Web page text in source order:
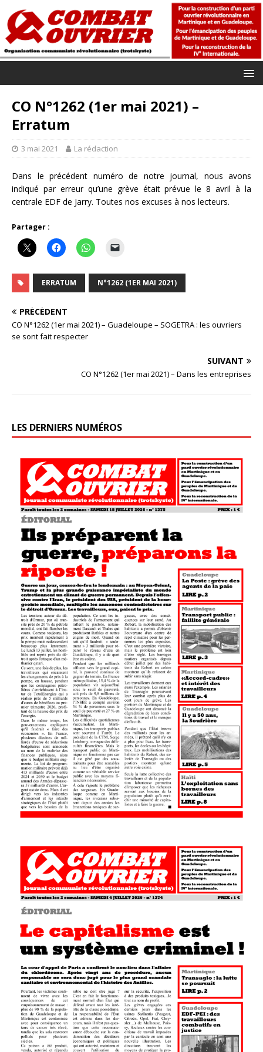
CO N°1262 (1er mai 2021) –
Erratum
3 mai 2021 La rédaction
Dans le précédent numéro de notre journal, nous avons
indiqué par erreur qu’une grève était prévue le 8 avril à la
centrale EDF de Jarry. Toutes nos excuses à nos lecteurs.
Partager :
ERRATUM N°1262 (1ER MAI 2021)
PRÉCÉDENT
CO N°1262 (1er mai 2021) – Guadeloupe – SOGETRA : les ouvriers
se sont fait respecter
SUIVANT
CO N°1262 (1er mai 2021) – Dans les entreprises
LES DERNIERS NUMÉROS